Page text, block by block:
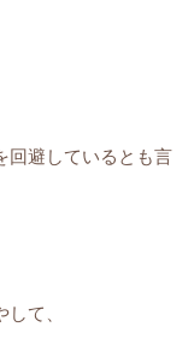
回避しているとも言
て、